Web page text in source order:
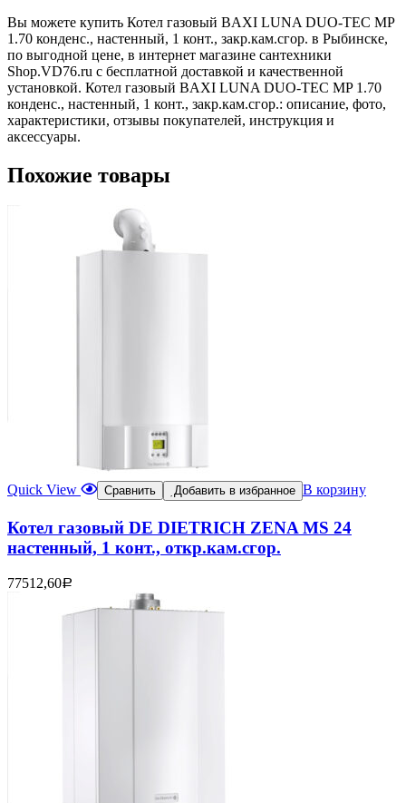
Вы можете купить Котел газовый BAXI LUNA DUO-TEC MP
1.70 конденс., настенный, 1 конт., закр.кам.сгор. в Рыбинске,
по выгодной цене, в интернет магазине сантехники
Shop.VD76.ru с бесплатной доставкой и качественной
установкой. Котел газовый BAXI LUNA DUO-TEC MP 1.70
конденс., настенный, 1 конт., закр.кам.сгор.: описание, фото,
характеристики, отзывы покупателей, инструкция и
аксессуары.
Похожие товары
Quick View Сравнить Добавить в избранное В корзину
Котел газовый DE DIETRICH ZENA MS 24
настенный, 1 конт., откр.кам.сгор.
77512,60Р